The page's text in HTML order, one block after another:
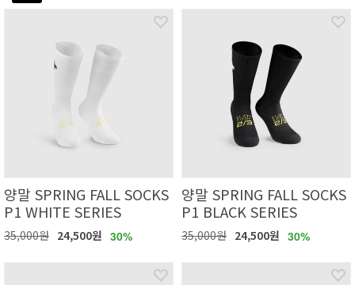
양말 SPRING FALL SOCKS
P1 WHITE SERIES
35,000원 24,500원 30%
양말 SPRING FALL SOCKS
P1 BLACK SERIES
35,000원 24,500원 30%